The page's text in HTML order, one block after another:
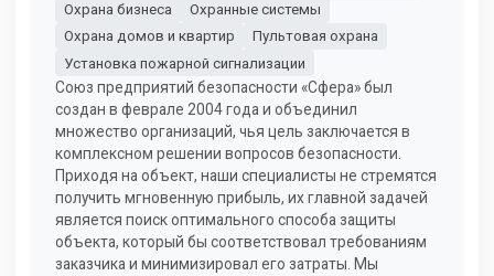
Охрана бизнеса
Охранные системы
Охрана домов и квартир
Пультовая охрана
Установка пожарной сигнализации
Союз предприятий безопасности «Сфера» был
создан в феврале 2004 года и объединил
множество организаций, чья цель заключается в
комплексном решении вопросов безопасности.
Приходя на объект, наши специалисты не стремятся
получить мгновенную прибыль, их главной задачей
является поиск оптимального способа защиты
объекта, который бы соответствовал требованиям
заказчика и минимизировал его затраты. Мы